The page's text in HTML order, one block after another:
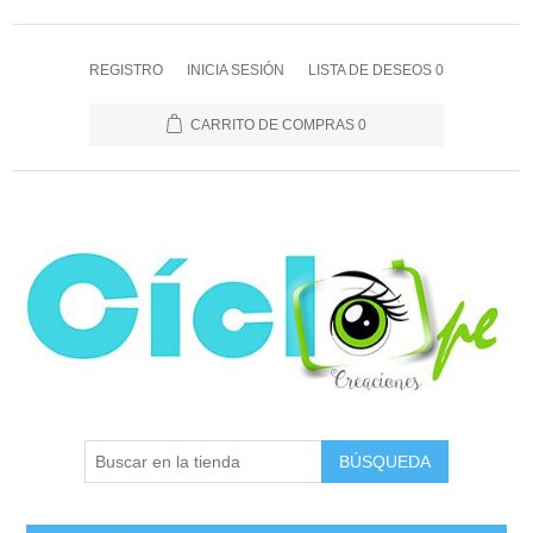
REGISTRO INICIA SESIÓN LISTA DE DESEOS 0
CARRITO DE COMPRAS 0
BÚSQUEDA